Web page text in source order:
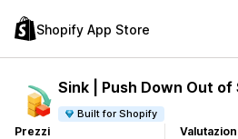
Shopify App Store
Sink | Push Down Out of
Built for Shopify
Prezzi